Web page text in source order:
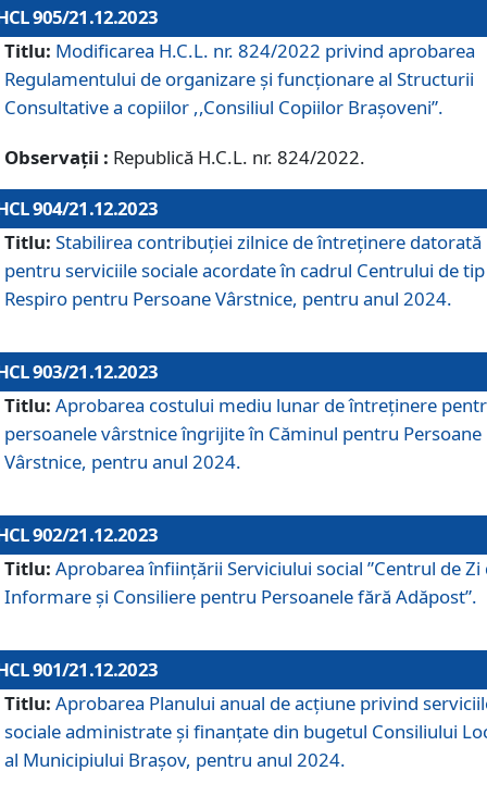
905/21.12.2023
Titlu: Modificarea H.C.L. nr. 824/2022 privind aprobarea
Regulamentului de organizare şi funcţionare al Structurii
Consultative a copiilor ,,Consiliul Copiilor Braşoveni”.
Observații : Republică H.C.L. nr. 824/2022.
904/21.12.2023
Titlu: Stabilirea contribuţiei zilnice de întreținere datorată
pentru serviciile sociale acordate în cadrul Centrului de tip
Respiro pentru Persoane Vârstnice, pentru anul 2024.
903/21.12.2023
Titlu: Aprobarea costului mediu lunar de întreţinere
persoanele vârstnice îngrijite în Căminul pentru Persoane
Vârstnice, pentru anul 2024.
902/21.12.2023
Titlu: Aprobarea înființării Serviciului social ”Centrul de Zi
Informare și Consiliere pentru Persoanele fără Adăpost”.
901/21.12.2023
Titlu: Aprobarea Planului anual de acțiune privind
sociale administrate și finanțate din bugetul Consiliului
al Municipiului Brașov, pentru anul 2024.